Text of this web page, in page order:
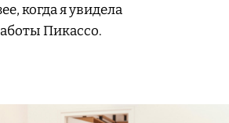
когда я увидела
Пикассо.